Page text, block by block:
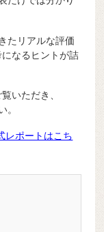
たリアルな評価
なるヒントが詰
いただき、
。
レポートはこち